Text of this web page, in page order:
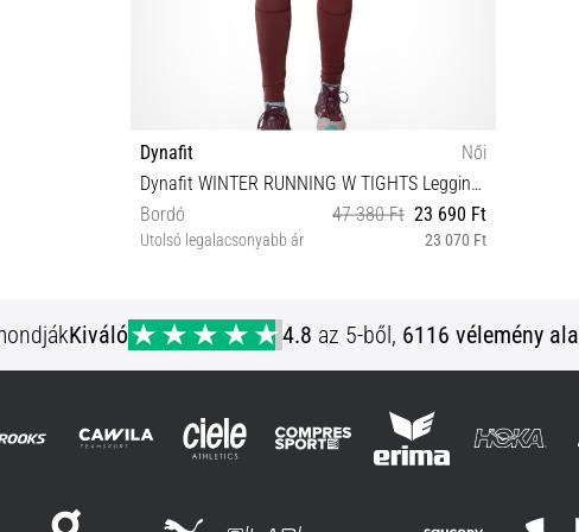
Dynafit
Női
Dynafit WINTER RUNNING W TIGHTS Leggings
Bordó
47 380 Ft 23 690 Ft
Utolsó legalacsonyabb ár 23 070 Ft
Kiváló 4.8 az 5-ből, 6116 vélemény